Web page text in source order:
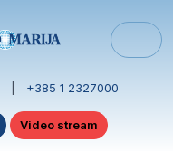
+385 1 2327000
Video stream